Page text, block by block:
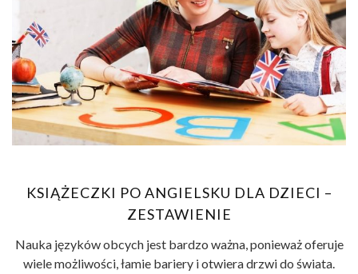
KSIĄŻECZKI PO ANGIELSKU DLA DZIECI –
ZESTAWIENIE
Nauka języków obcych jest bardzo ważna, ponieważ oferuje
wiele możliwości, łamie bariery i otwiera drzwi do świata.